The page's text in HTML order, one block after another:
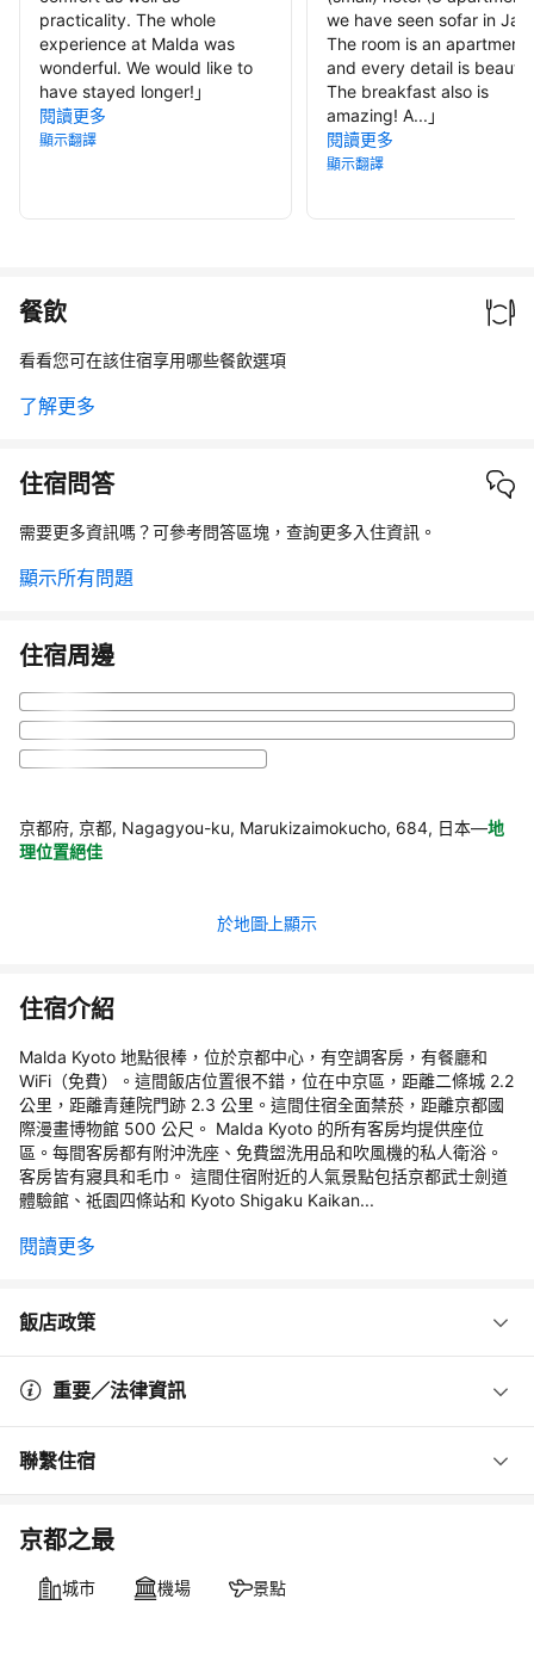
practicality. The whole
experience at Malda was
wonderful. We would like to
have stayed longer! 」
閱讀更多
顯示翻譯
we have seen sofar in
The room is an apartment
and every detail is
The breakfast also is
amazing! A... 」
閱讀更多
顯示翻譯
餐飲
看看您可在該住宿享用哪些餐飲選項
了解更多
住宿問答
需要更多資訊嗎？可參考問答區塊，查詢更多入住資訊。
顯示所有問題
住宿周邊
京都府, 京都, Nagagyou-ku, Marukizaimokucho, 684, 日本—地
理位置絕佳
於地圖上顯示
住宿介紹
Malda Kyoto 地點很棒，位於京都中心，有空調客房，有餐廳和
WiFi（免費）。這間飯店位置很不錯，位在中京區，距離二條城 2.2
公里，距離青蓮院門跡 2.3 公里。這間住宿全面禁菸，距離京都國
際漫畫博物館 500 公尺。 Malda Kyoto 的所有客房均提供座位
區。每間客房都有附沖洗座、免費盥洗用品和吹風機的私人衛浴。
客房皆有寢具和毛巾。 這間住宿附近的人氣景點包括京都武士劍道
體驗館、祗園四條站和 Kyoto Shigaku Kaikan...
閱讀更多
飯店政策
重要／法律資訊
聯繫住宿
京都之最
城市 機場 景點